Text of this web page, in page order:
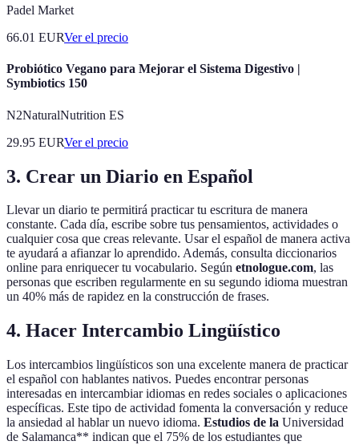
Padel Market
66.01 EURVer el precio
Probiótico Vegano para Mejorar el Sistema Digestivo |
Symbiotics 150
N2NaturalNutrition ES
29.95 EURVer el precio
3. Crear un Diario en Español
Llevar un diario te permitirá practicar tu escritura de manera
constante. Cada día, escribe sobre tus pensamientos, actividades o
cualquier cosa que creas relevante. Usar el español de manera activa
te ayudará a afianzar lo aprendido. Además, consulta diccionarios
online para enriquecer tu vocabulario. Según etnologue.com, las
personas que escriben regularmente en su segundo idioma muestran
un 40% más de rapidez en la construcción de frases.
4. Hacer Intercambio Lingüístico
Los intercambios lingüísticos son una excelente manera de practicar
el español con hablantes nativos. Puedes encontrar personas
interesadas en intercambiar idiomas en redes sociales o aplicaciones
específicas. Este tipo de actividad fomenta la conversación y reduce
la ansiedad al hablar un nuevo idioma. Estudios de la Universidad
de Salamanca** indican que el 75% de los estudiantes que